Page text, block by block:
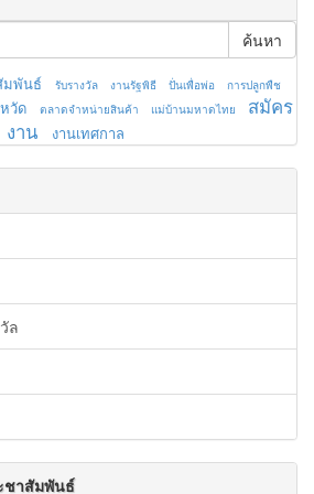
ค้นหา
มพันธ์ รับรางวัล งานรัฐพิธี ปั่นเพื่อพ่อ
การปลูกพืช
วัด ตลาดจำหน่ายสินค้า แม่บ้านมหาดไทย
สมัคร
งาน
งานเทศกาล
ล
ชาสัมพันธ์